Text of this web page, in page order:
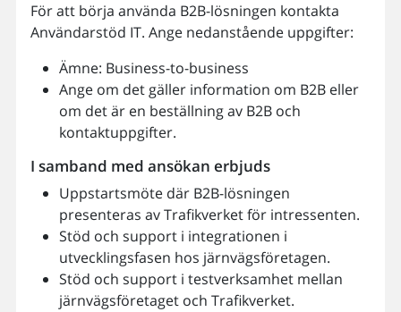
För att börja använda B2B-lösningen kontakta
Användarstöd IT. Ange nedanstående uppgifter:
Ämne: Business-to-business
Ange om det gäller information om B2B eller
om det är en beställning av B2B och
kontaktuppgifter.
I samband med ansökan erbjuds
Uppstartsmöte där B2B-lösningen
presenteras av Trafikverket för intressenten.
Stöd och support i integrationen i
utvecklingsfasen hos järnvägsföretagen.
Stöd och support i testverksamhet mellan
järnvägsföretaget och Trafikverket.